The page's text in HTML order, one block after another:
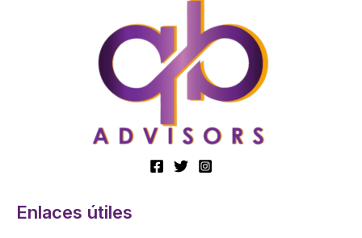
Enlaces útiles